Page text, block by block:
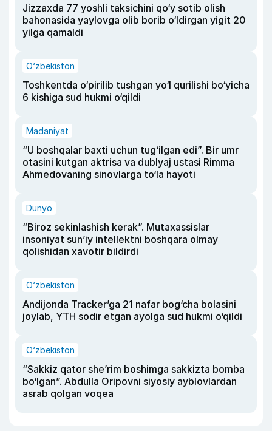
Jizzaxda 77 yoshli taksichini qo‘y sotib olish
bahonasida yaylovga olib borib o‘ldirgan yigit 20
yilga qamaldi
O‘zbekiston
Toshkentda o‘pirilib tushgan yo‘l qurilishi bo‘yicha
6 kishiga sud hukmi o‘qildi
Madaniyat
“U boshqalar baxti uchun tug‘ilgan edi”. Bir umr
otasini kutgan aktrisa va dublyaj ustasi Rimma
Ahmedovaning sinovlarga to‘la hayoti
Dunyo
“Biroz sekinlashish kerak”. Mutaxassislar
insoniyat sun’iy intellektni boshqara olmay
qolishidan xavotir bildirdi
O‘zbekiston
Andijonda Tracker’ga 21 nafar bog‘cha bolasini
joylab, YTH sodir etgan ayolga sud hukmi o‘qildi
O‘zbekiston
“Sakkiz qator she’rim boshimga sakkizta bomba
bo‘lgan”. Abdulla Oripovni siyosiy ayblovlardan
asrab qolgan voqea